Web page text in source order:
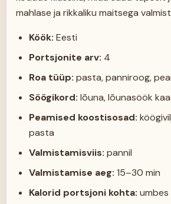
mahlase ja rikkaliku maitsega
Köök: Eesti
Portsjonite arv: 4
Roa tüüp: pasta, panniroog,
Söögikord: lõuna, lõunasöök
Peamised koostisosad:
pasta
Valmistamisviis: pannil
Valmistamise aeg: 15–30 min
Kalorid portsjoni kohta: